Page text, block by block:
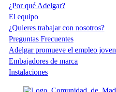
¿Por qué Adelgar?
El equipo
¿Quieres trabajar con nosotros?
Preguntas Frecuentes
Adelgar promueve el empleo joven
Embajadores de marca
Instalaciones